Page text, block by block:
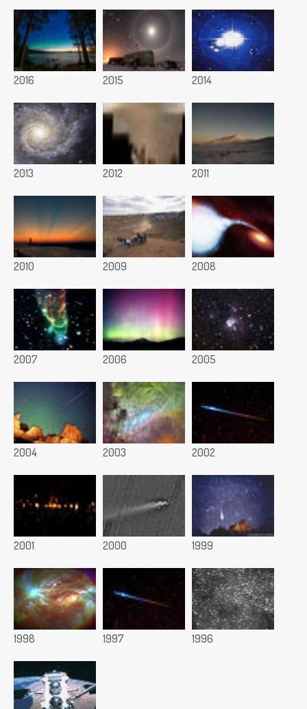
2016 2015 2014
2013 2012 2011
2010 2009 2008
2007 2006 2005
2004 2003 2002
2001 2000 1999
1998 1997 1996